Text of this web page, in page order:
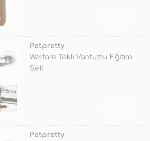
Petpretty
Welfare Tekli Vantuzlu Eğitim
Seti
Petpretty